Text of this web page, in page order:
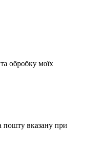
обробку моїх
пошту вказану при